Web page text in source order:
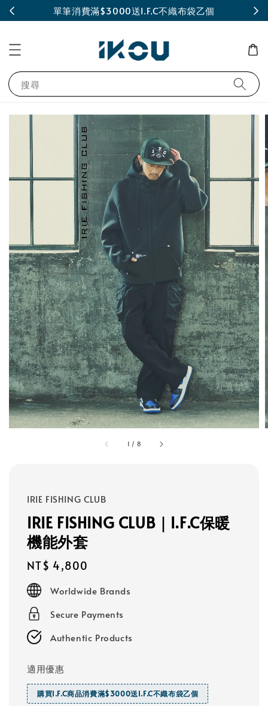
單筆消費滿$3000送I.F.C不織布袋乙個
搜尋
1 / 8
IRIE FISHING CLUB
IRIE FISHING CLUB｜I.F.C保暖
機能外套
Regular
price
NT$ 4,800
Worldwide Brands
Secure Payments
Authentic Products
適用優惠
購買I.F.C商品消費滿$3000送I.F.C不織布袋乙個